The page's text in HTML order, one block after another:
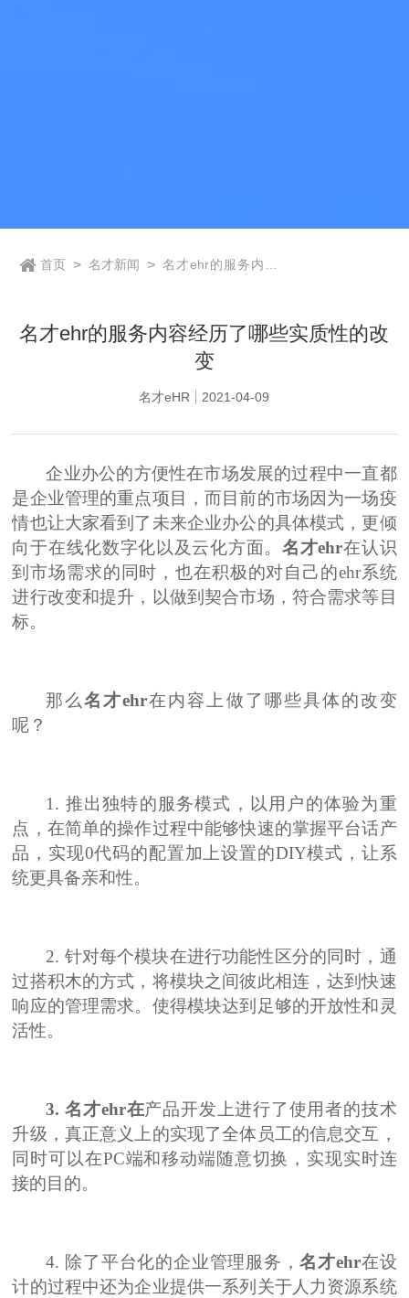
首页 > 名才新闻 > 名才ehr的服务内容
名才ehr的服务内容经历了哪些实质性的改
变
名才eHR 2021-04-09
企业办公的方便性在市场发展的过程中一直都
是企业管理的重点项目，而目前的市场因为一场疫
情也让大家看到了未来企业办公的具体模式，更倾
向于在线化数字化以及云化方面。名才ehr在认识
到市场需求的同时，也在积极的对自己的ehr系统
进行改变和提升，以做到契合市场，符合需求等目
标。
那么名才ehr在内容上做了哪些具体的改变
呢？
1. 推出独特的服务模式，以用户的体验为重
点，在简单的操作过程中能够快速的掌握平台话产
品，实现0代码的配置加上设置的DIY模式，让系
统更具备亲和性。
2. 针对每个模块在进行功能性区分的同时，通
过搭积木的方式，将模块之间彼此相连，达到快速
响应的管理需求。使得模块达到足够的开放性和灵
活性。
3.名才ehr在产品开发上进行了使用者的技术
升级，真正意义上的实现了全体员工的信息交互，
同时可以在PC端和移动端随意切换，实现实时连
接的目的。
4. 除了平台化的企业管理服务，名才ehr在设
计的过程中还为企业提供一系列关于人力资源系统